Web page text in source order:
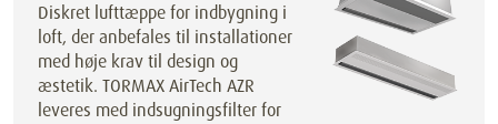
Diskret lufttæppe for indbygning i
loft, der anbefales til installationer
med høje krav til design og
æstetik. TORMAX AirTech AZR
leveres med indsugningsfilter for